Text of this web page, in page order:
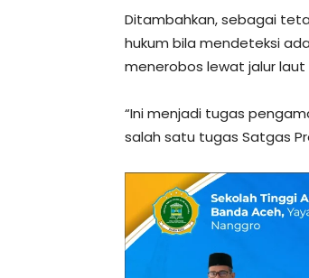
Ditambahkan, sebagai
hukum bila mendeteksi
menerobos lewat jalur laut
“Ini menjadi tugas
salah satu tugas Satgas